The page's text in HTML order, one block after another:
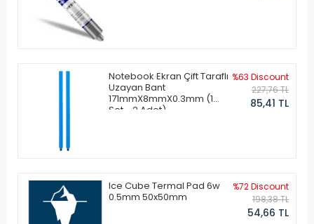
Notebook Ekran Çift Taraflı
Uzayan Bant
171mmX8mmX0.3mm (1
Set - 2 Adet)
%63 Discount
227,76 TL
85,41 TL
Ice Cube Termal Pad 6w
0.5mm 50x50mm
%72 Discount
198,38 TL
54,66 TL